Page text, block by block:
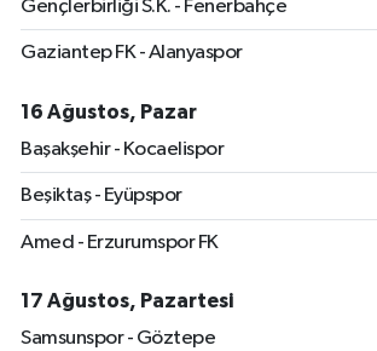
Gençlerbirliği S.K. - Fenerbahçe
Gaziantep FK - Alanyaspor
16 Ağustos, Pazar
Başakşehir - Kocaelispor
Beşiktaş - Eyüpspor
Amed - Erzurumspor FK
17 Ağustos, Pazartesi
Samsunspor - Göztepe